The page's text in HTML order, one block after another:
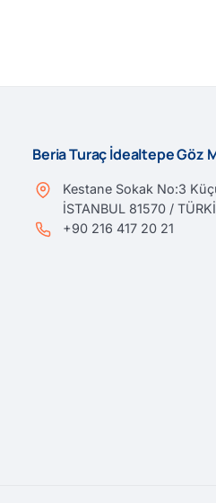
Beria Turaç İdealtepe Göz
Kestane Sokak No:3
İSTANBUL 81570 /
+90 216 417 20 21